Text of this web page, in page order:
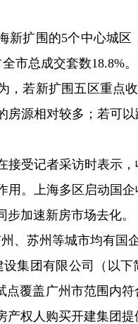
新扩围的5个中心城
市总成交套数18.8%。
，若新扩围五区重点
房源相对较多；若可
接受记者采访时表示
用。上海多区启动国
加速新房市场去化。
、苏州等城市均有国
集团有限公司（以
点覆盖广州市范围内
权人购买开建集团提